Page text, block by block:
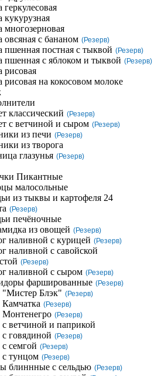
кукурузная
многозерновая
овсяная с бананом (Резерв)
пшенная постная с тыквой (Резерв)
пшенная с яблоком и тыквой (Резерв)
рисовая
рисовая на кокосовом молоке
классический (Резерв)
с ветчиной и сыром (Резерв)
из печи (Резерв)
из творога
глазунья (Резерв)
Пикантные
малосольные
из тыквы и картофеля 24
(Резерв)
печёночные
из овощей (Резерв)
наливной с курицей (Резерв)
наливной с савойской
(Резерв)
наливной с сыром (Резерв)
фаршированные (Резерв)
"Мистер Блэк" (Резерв)
Камчатка (Резерв)
Монтенегро (Резерв)
с ветчиной и паприкой
говядиной (Резерв)
семгой (Резерв)
с тунцом (Резерв)
блиннные с сельдью (Резерв)